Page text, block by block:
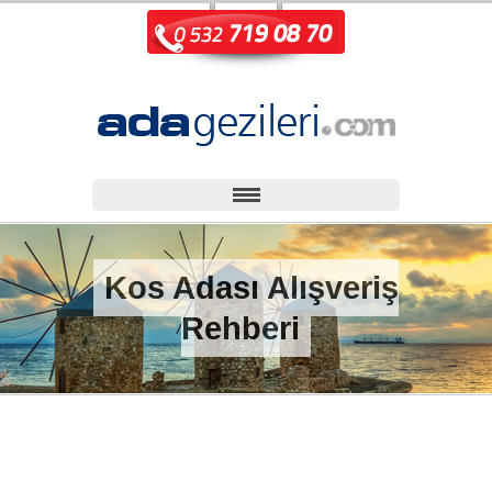
Kos Adası Alışveriş
Rehberi